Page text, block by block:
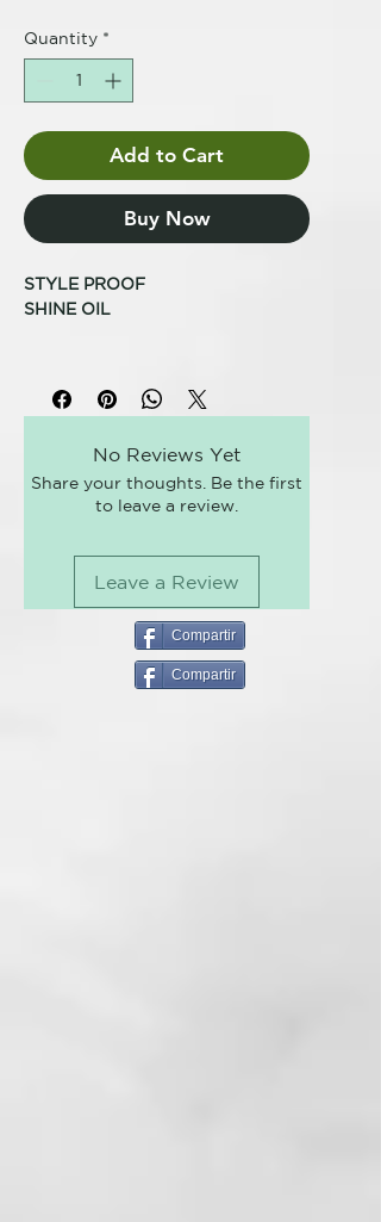
Quantity *
Add to Cart
Buy Now
STYLE PROOF
SHINE OIL
cabello sin apelmazar.
Formado: 50 ml
CÓMO USARLO
Aplicar pequeñas dosis de
producto solo de medios a puntas.
Con el cabello húmedo para dar
brillo y con el cabello seco para
No Reviews Yet
Share your thoughts. Be the first
to leave a review.
Leave a Review
Compartir
Compartir